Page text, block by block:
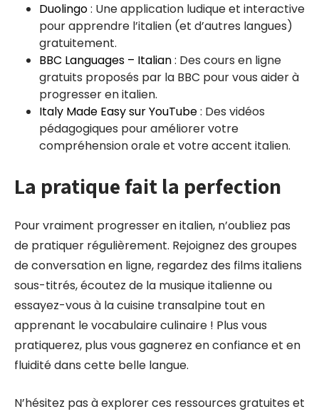
Duolingo: Une application ludique et interactive
pour apprendre l’italien (et d’autres langues)
gratuitement.
BBC Languages – Italian: Des cours en ligne
gratuits proposés par la BBC pour vous aider à
progresser en italien.
Italy Made Easy sur YouTube: Des vidéos
pédagogiques pour améliorer votre
compréhension orale et votre accent italien.
La pratique fait la perfection
Pour vraiment progresser en italien, n’oubliez pas
de pratiquer régulièrement. Rejoignez des groupes
de conversation en ligne, regardez des films italiens
sous-titrés, écoutez de la musique italienne ou
essayez-vous à la cuisine transalpine tout en
apprenant le vocabulaire culinaire ! Plus vous
pratiquerez, plus vous gagnerez en confiance et en
fluidité dans cette belle langue.
N’hésitez pas à explorer ces ressources gratuites et